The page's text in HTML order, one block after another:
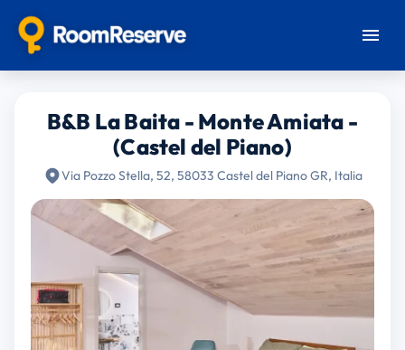
B&B La Baita - Monte Amiata -
(Castel del Piano)
Via Pozzo Stella, 52, 58033 Castel del Piano GR, Italia